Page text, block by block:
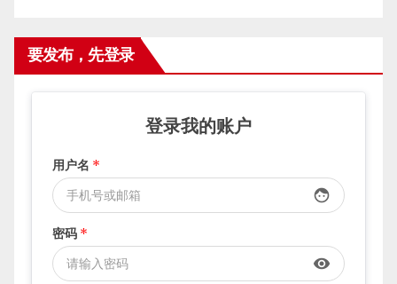
要发布，先登录
登录我的账户
用户名 *
face
密码 *
visibility